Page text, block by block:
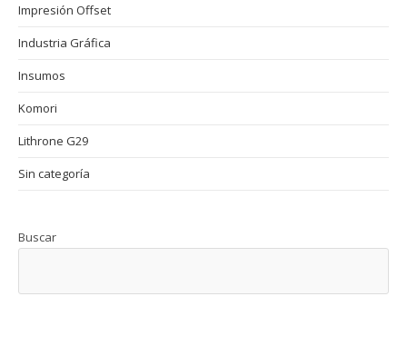
Impresión Offset
Industria Gráfica
Insumos
Komori
Lithrone G29
Sin categoría
Buscar